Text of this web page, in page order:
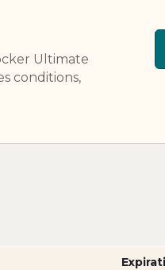
Ultimate
conditions,